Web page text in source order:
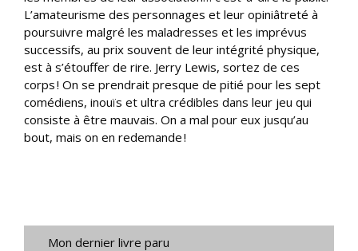
L’amateurisme des personnages et leur opiniâtreté à
poursuivre malgré les maladresses et les imprévus
successifs, au prix souvent de leur intégrité physique,
est à s’étouffer de rire. Jerry Lewis, sortez de ces
corps ! On se prendrait presque de pitié pour les sept
comédiens, inouïs et ultra crédibles dans leur jeu qui
consiste à être mauvais. On a mal pour eux jusqu’au
bout, mais on en redemande !
Mon dernier livre paru